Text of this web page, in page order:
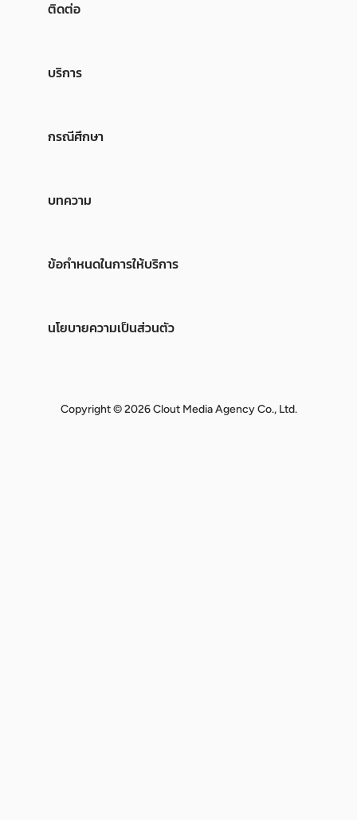
ติดต่อ
บริการ
กรณีศึกษา
บทความ
ข้อกำหนดในการให้บริการ
นโยบายความเป็นส่วนตัว
Copyright © 2026 Clout Media Agency Co., Ltd.